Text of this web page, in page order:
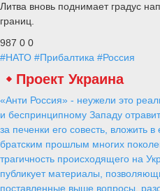
Литва вновь поднимает градус
границ.
987 0 0
#НАТО #Прибалтика #Россия
Проект Украина
«Анти Россия» - неужели это
и беспринципному Западу
за печенки его совесть, вложить
братским прошлым многих
трагичность происходящего на
публикует материалы,
поставленные выше вопросы,